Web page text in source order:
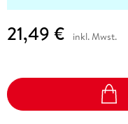
21,49 € inkl. Mwst.